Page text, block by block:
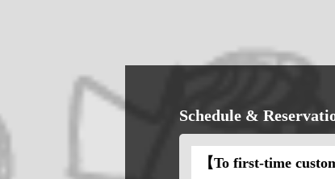
Schedule &
【To first-time